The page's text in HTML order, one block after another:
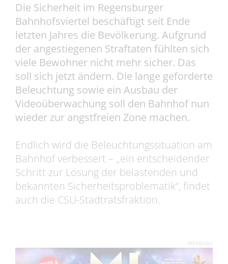
Die Sicherheit im Regensburger
Bahnhofsviertel beschäftigt seit Ende
letzten Jahres die Bevölkerung. Aufgrund
der angestiegenen Straftaten fühlten sich
viele Bewohner nicht mehr sicher. Das
soll sich jetzt ändern. Die lange geforderte
Beleuchtung sowie ein Ausbau der
Videoüberwachung soll den Bahnhof nun
wieder zur angstfreien Zone machen.
Endlich wird die Beleuchtungssituation am
Bahnhof verbessert – „ein entscheidender
Schritt zur Lösung der belastenden und
bekannten Sicherheitsproblematik“, findet
auch die CSU-Stadtratsfraktion.
WERBUNG